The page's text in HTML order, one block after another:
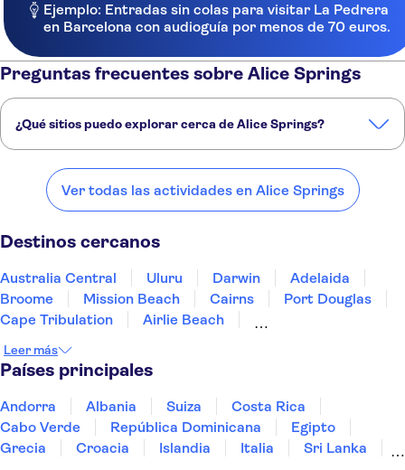
Ejemplo: Entradas sin colas para visitar La Pedrera
en Barcelona con audioguía por menos de 70 euros.
Preguntas frecuentes sobre Alice Springs
¿Qué sitios puedo explorar cerca de Alice Springs?
Alice Springs:
Australia Central Broome
Ver todas las actividades en Alice Springs
Destinos cercanos
Australia Central Uluru Darwin
Adelaida
Broome
Mission Beach Cairns
Port Douglas
Cape Tribulation
Airlie Beach
Geelong
Melbourne
Leer más
Países principales
Andorra Albania Suiza
Costa Rica
Cabo Verde
República Dominicana
Egipto
Grecia
Croacia Islandia Italia
Sri Lanka